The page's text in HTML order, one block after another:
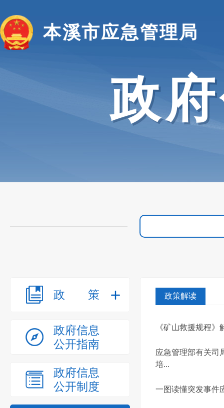
本溪市应急管理局
政
政策
政府信息
公开指南
政府信息
公开制度
政策解读
《矿山救援规程》
应急管理部有关司
培...
一图读懂突发事件